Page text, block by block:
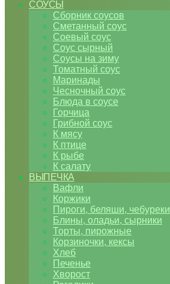
СОУСЫ
Сборник соусов
Сметанный соус
Соевый соус
Соус сырный
Соусы на зиму
Томатный соус
Маринады
Чесночный соус
Блюда в соусе
Горчица
Грибной соус
К мясу
К птице
К рыбе
К салату
ВЫПЕЧКА
Вафли
Коржики
Пироги, беляши, чебуреки
Блины, оладьи, сырники
Торты, пирожные
Корзиночки, кексы
Хлеб
Печенье
Хворост